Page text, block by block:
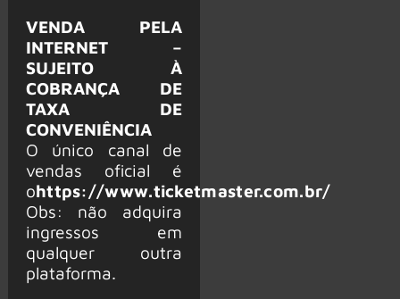
VENDA PELA
INTERNET –
SUJEITO À
COBRANÇA DE
TAXA DE
CONVENIÊNCIA
O único canal de
vendas oficial é
ohttps://www.ticketmaster.com.br/
Obs: não adquira
ingressos em
qualquer outra
plataforma.